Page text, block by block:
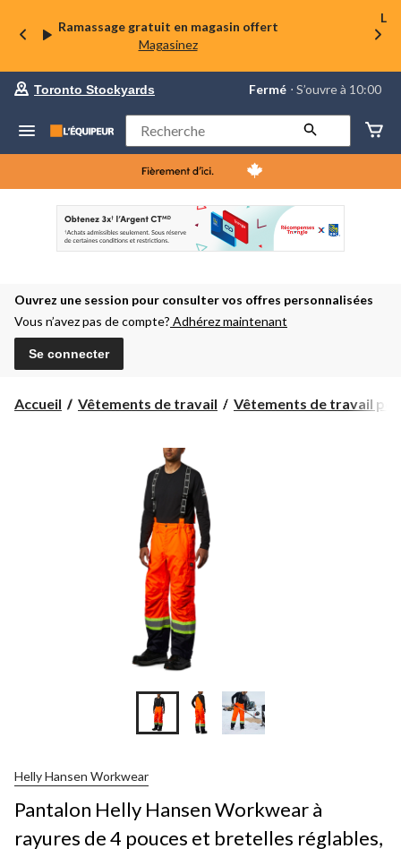
Ramassage gratuit en magasin offert
Magasinez
La
préféré
Toronto
Stockyards,
courament
Fermé,
à
à
10:00
Toronto Stockyards Fermé ⋅ S’ouvre à 10:00
Rechercher
Ouvrez une session pour consulter vos offres personnalisées
Vous n’avez pas de compte? Adhérez maintenant
Se connecter
Accueil Vêtements de travail Vêtements de travail
Helly Hansen Workwear
Pantalon Helly Hansen Workwear à
rayures de 4 pouces et bretelles réglables,